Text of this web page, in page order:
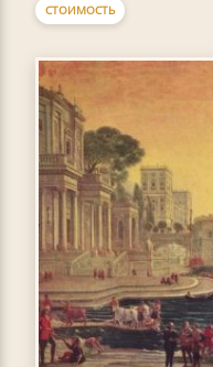
СТОИМОСТЬ